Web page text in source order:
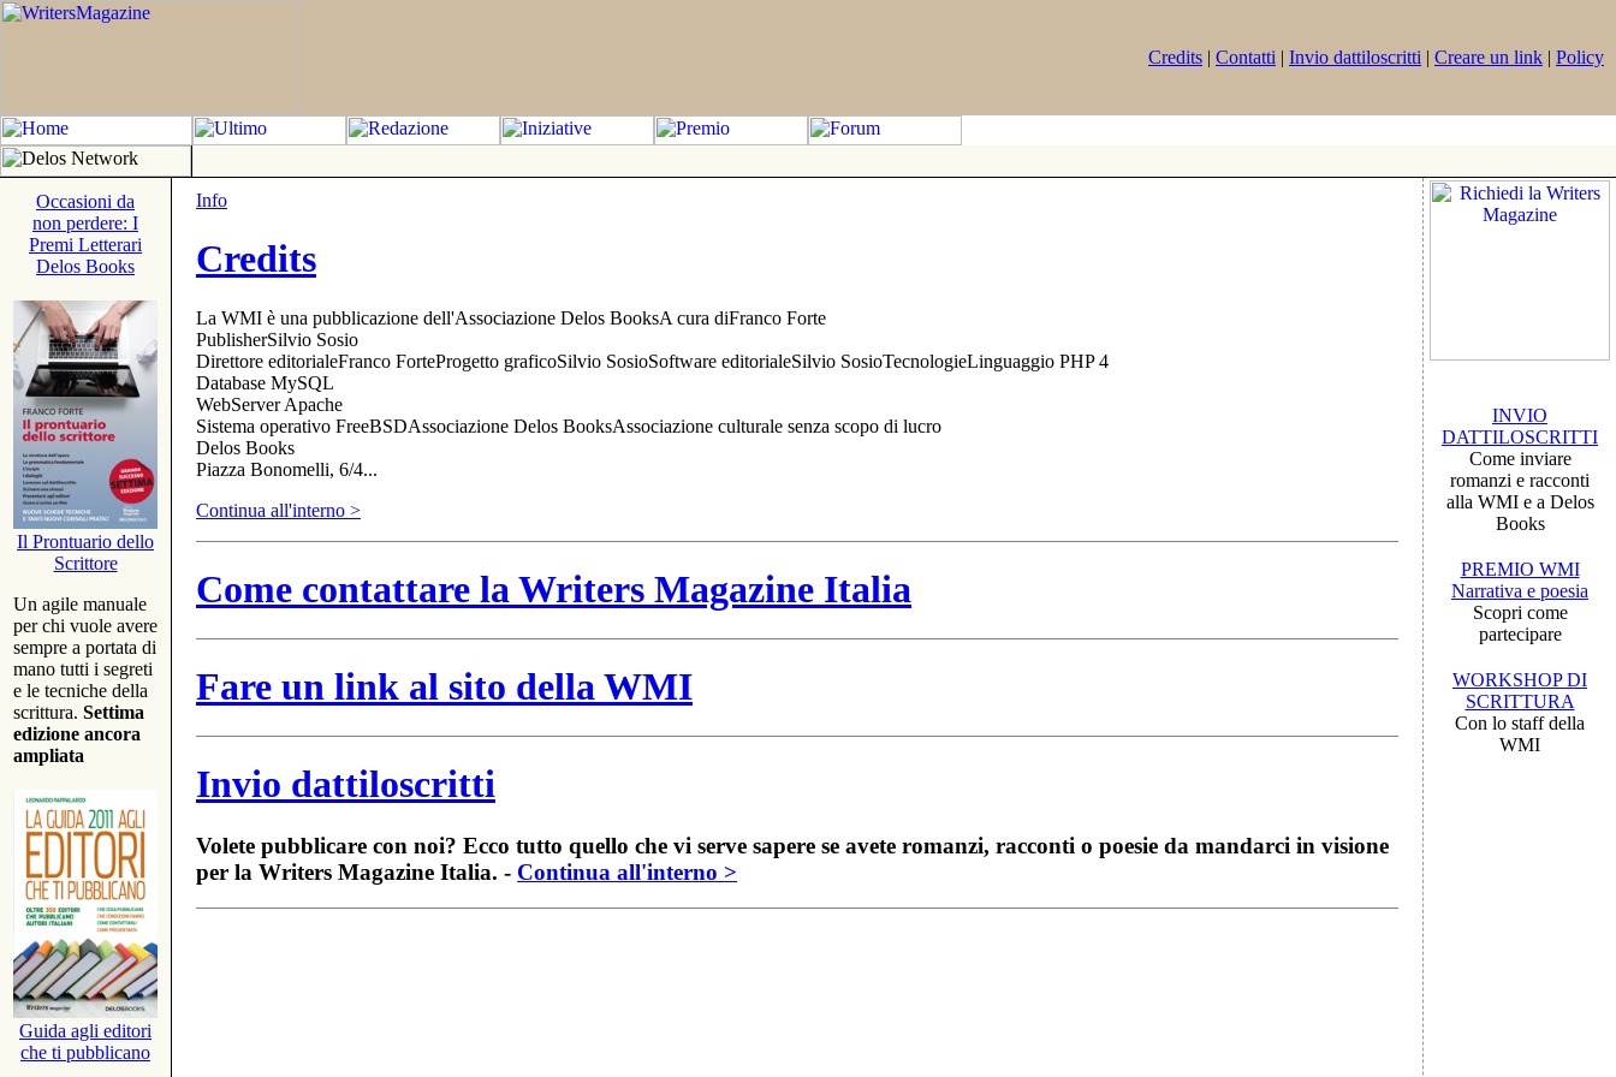
Credits | Contatti | Invio dattiloscritti | Creare un link | Policy
Occasioni da
non perdere: I
Premi Letterari
Delos Books
Il Prontuario dello
Scrittore
Un agile manuale
per chi vuole avere
sempre a portata di
mano tutti i segreti
e le tecniche della
scrittura. Settima
edizione ancora
ampliata
Guida agli editori
che ti pubblicano
Info
Credits
La WMI è una pubblicazione dell'Associazione Delos BooksA cura diFranco Forte
PublisherSilvio Sosio
Direttore editorialeFranco ForteProgetto graficoSilvio SosioSoftware editorialeSilvio SosioTecnologieLinguaggio PHP 4
Database MySQL
WebServer Apache
Sistema operativo FreeBSDAssociazione Delos BooksAssociazione culturale senza scopo di lucro
Delos Books
Piazza Bonomelli, 6/4...
Continua all'interno >
Come contattare la Writers Magazine Italia
Fare un link al sito della WMI
Invio dattiloscritti
Volete pubblicare con noi? Ecco tutto quello che vi serve sapere se avete romanzi, racconti o poesie da mandarci in visione
per la Writers Magazine Italia. - Continua all'interno >
INVIO
DATTILOSCRITTI
Come inviare
romanzi e racconti
alla WMI e a Delos
Books
PREMIO WMI
Narrativa e poesia
Scopri come
partecipare
WORKSHOP DI
SCRITTURA
Con lo staff della
WMI